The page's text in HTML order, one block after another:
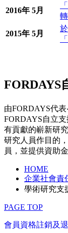
2016年 5月
2015年 5月
FORDAYS
由FORDAYS代
FORDAYS自立
有貢獻的嶄新研
研究人員作目的
員，並提供資助金
HOME
企業社會責
學術研究支
PAGE TOP
會員資格註銷及